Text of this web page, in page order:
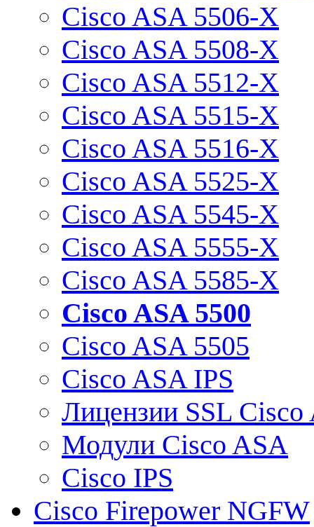
Cisco ASA 5506-X
Cisco ASA 5508-X
Cisco ASA 5512-X
Cisco ASA 5515-X
Cisco ASA 5516-X
Cisco ASA 5525-X
Cisco ASA 5545-X
Cisco ASA 5555-X
Cisco ASA 5585-X
Cisco ASA 5500
Cisco ASA 5505
Cisco ASA IPS
Лицензии SSL Cisco
Модули Cisco ASA
Cisco IPS
Cisco Firepower NGFW